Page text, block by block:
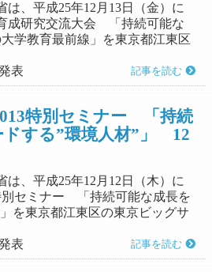
は、平成25年12月13日（金）に
成研究交流大会 「持続可能な
学教育最前線」を東京都江東区
表
記事を読む
特別セミナー 「持続
ドする”環境人材”」 12
は、平成25年12月12日（木）に
別セミナー 「持続可能な成長を
を東京都江東区の東京ビッグサ
表
記事を読む